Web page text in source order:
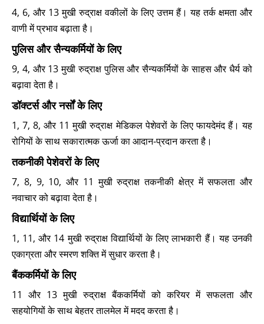
4, 6, और 13 मुखी रुद्राक्ष वकीलों के लिए उत्तम हैं। यह तर्क क्षमता और
वाणी में प्रभाव बढ़ाता है।
पुलिस और सैन्‍यकर्मियों के लिए
9, 4, और 13 मुखी रुद्राक्ष पुलिस और सैन्यकर्मियों के साहस और धैर्य को
बढ़ावा देता है।
डॉक्टर्स और नर्सों के लिए
1, 7, 8, और 11 मुखी रुद्राक्ष मेडिकल पेशेवरों के लिए फायदेमंद हैं। यह
रोगियों के साथ सकारात्मक ऊर्जा का आदान-प्रदान करता है।
तकनीकी पेशेवरों के लिए
7, 8, 9, 10, और 11 मुखी रुद्राक्ष तकनीकी क्षेत्र में सफलता और
नवाचार को बढ़ावा देता है।
विद्यार्थियों के लिए
1, 11, और 14 मुखी रुद्राक्ष विद्यार्थियों के लिए लाभकारी हैं। यह उनकी
एकाग्रता और स्मरण शक्ति में सुधार करता है।
बैंककर्मियों के लिए
11 और 13 मुखी रुद्राक्ष बैंककर्मियों को करियर में सफलता और
सहयोगियों के साथ बेहतर तालमेल में मदद करता है।